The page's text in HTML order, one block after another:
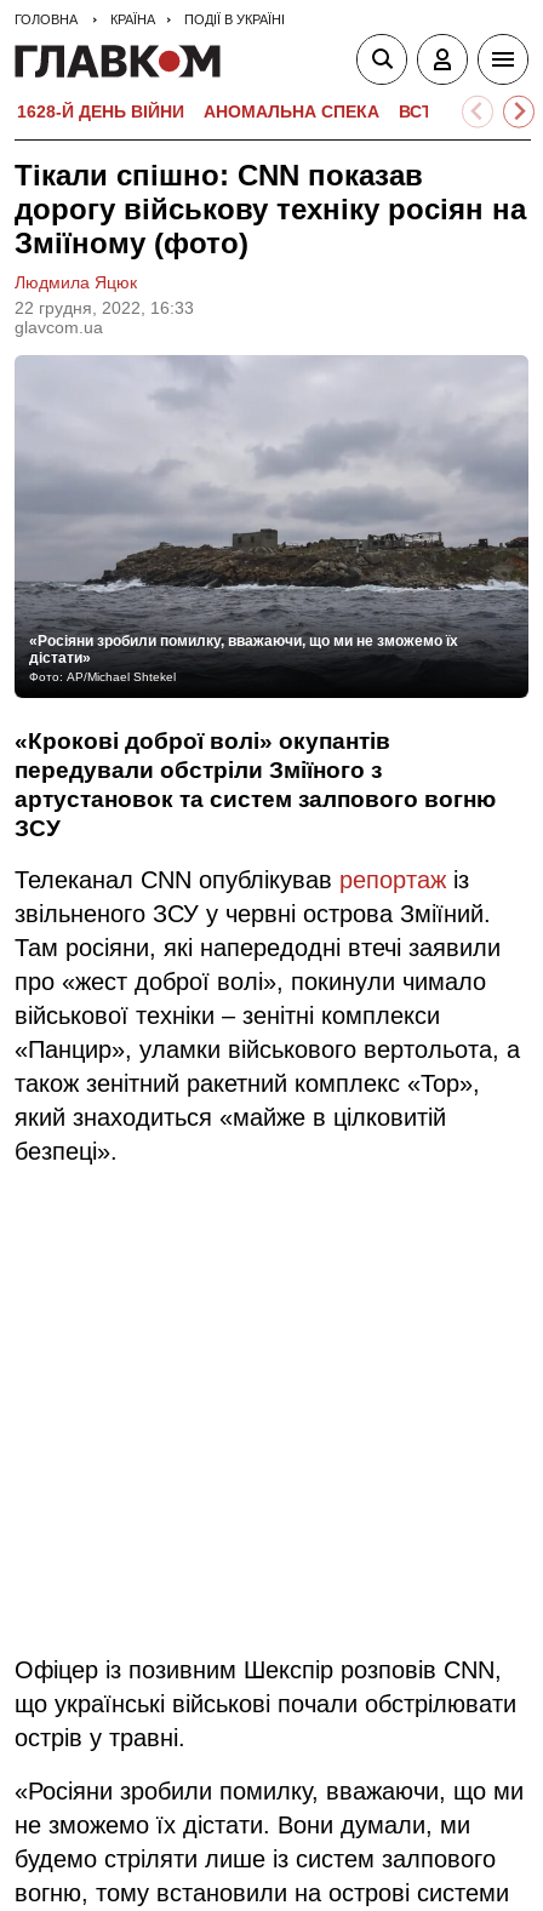
ГОЛОВНА КРАЇНА ПОДІЇ В УКРАЇНІ
1628-Й ДЕНЬ ВІЙНИ АНОМАЛЬНА СПЕКА ВСТУПНА
Тікали спішно: CNN показав
дорогу військову техніку росіян на
Зміїному (фото)
22 грудня, 2022, 16:33
glavcom.ua
Людмила Яцюк
«Росіяни зробили помилку, вважаючи, що ми не зможемо їх
дістати»
Фото: AP/Michael Shtekel
«Крокові доброї волі» окупантів
передували обстріли Зміїного з
артустановок та систем залпового вогню
ЗСУ
Телеканал CNN опублікував репортаж із
звільненого ЗСУ у червні острова Зміїний.
Там росіяни, які напередодні втечі заявили
про «жест доброї волі», покинули чимало
військової техніки – зенітні комплекси
«Панцир», уламки військового вертольота, а
також зенітний ракетний комплекс «Тор»,
який знаходиться «майже в цілковитій
безпеці».
Офіцер із позивним Шекспір розповів CNN,
що українські військові почали обстрілювати
острів у травні.
«Росіяни зробили помилку, вважаючи, що ми
не зможемо їх дістати. Вони думали, ми
будемо стріляти лише із систем залпового
вогню, тому встановили на острові системи